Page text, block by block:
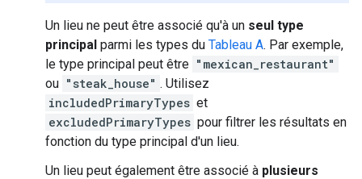
Un lieu ne peut être associé qu'à un seul type
principal parmi les types du Tableau A. Par exemple,
le type principal peut être "mexican_restaurant"
ou "steak_house" . Utilisez
includedPrimaryTypes et
excludedPrimaryTypes pour filtrer les résultats en
fonction du type principal d'un lieu.
Un lieu peut également être associé à plusieurs